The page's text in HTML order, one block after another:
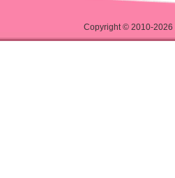
Copyright © 2010-2026